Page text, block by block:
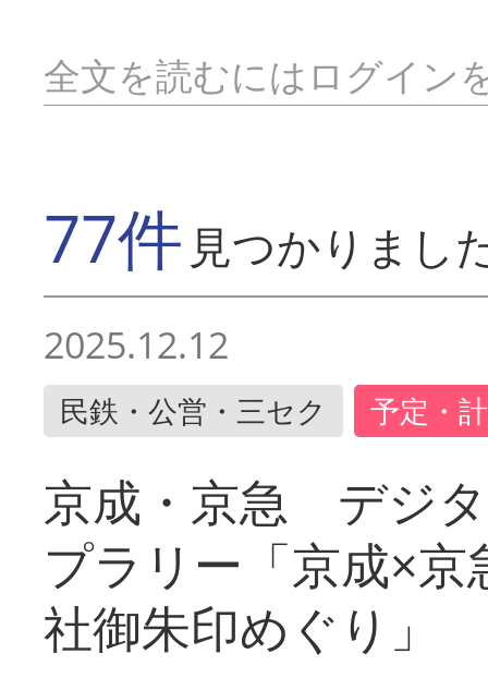
全文を読むにはログイン
77件 見つかりまし
2025.12.12
民鉄・公営・三セク 予定・
京成・京急 デジ
プラリー「京成×
社御朱印めぐり」